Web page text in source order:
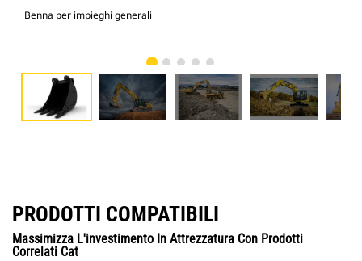
Benna per impieghi generali
PRODOTTI COMPATIBILI
Massimizza L'investimento In Attrezzatura Con Prodotti
Correlati Cat